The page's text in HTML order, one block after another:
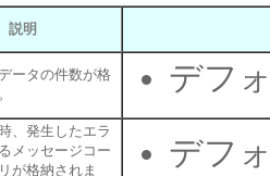
説明
ータの件数が格
デフ
、発生したエラ
メッセージコー
が格納されま
デフ